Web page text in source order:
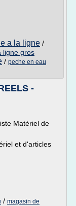
a la ligne /
ligne gros
/ peche en eau
-
Matériel de
et d'articles
/ magasin de